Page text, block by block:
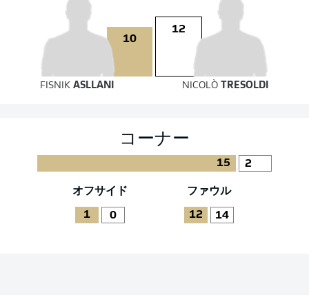
10
12
FISNIK ASLLANI NICOLÒ TRESOLDI
コーナー
15 2
オフサイド
1 0
ファウル
12 14